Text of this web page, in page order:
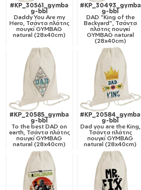
#KP_30561_gymba
g-bbl
Daddy You Are my
Hero, Τσάντα πλάτης
πουγκί GYMBAG
natural (28x40cm)
#KP_30493_gymba
g-bbl
DAD "King of the
Backyard", Τσάντα
πλάτης πουγκί
GYMBAG natural
(28x40cm)
#KP_20585_gymba
g-bbl
To the best DAD on
earth, Τσάντα πλάτης
πουγκί GYMBAG
natural (28x40cm)
#KP_20584_gymba
g-bbl
Dad you are the King,
Τσάντα πλάτης
πουγκί GYMBAG
natural (28x40cm)